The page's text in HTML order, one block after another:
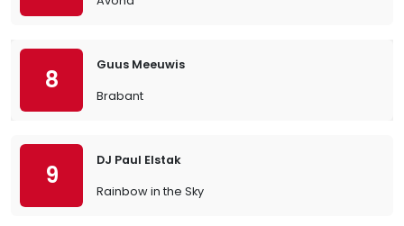
8
Guus Meeuwis
Brabant
9
DJ Paul Elstak
Rainbow in the Sky